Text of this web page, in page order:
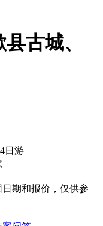
古城、
日游
日期和报价，仅供参